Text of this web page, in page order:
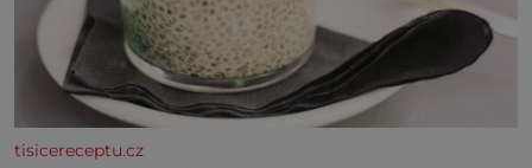
tisicereceptu.cz